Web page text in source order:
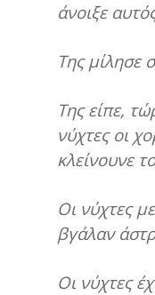
άνοιξε
Της μίλησε
Της είπε,
νύχτες οι
κλείνουνε
Οι νύχτες
βγάλαν
Οι νύχτες